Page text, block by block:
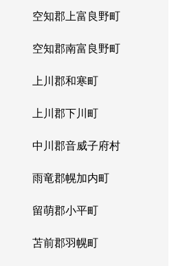
空知郡上富良野町
空知郡南富良野町
上川郡和寒町
上川郡下川町
中川郡音威子府村
雨竜郡幌加内町
留萌郡小平町
苫前郡羽幌町